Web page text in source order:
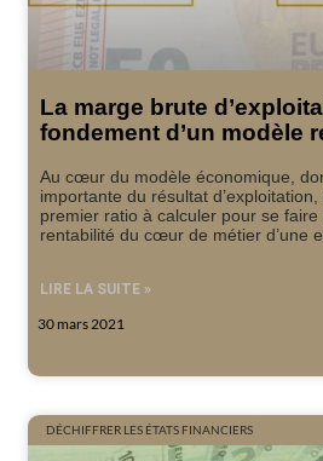
La marge brute
fondement d’un modèle
Au cœur du modèle économique,
importante du résultat
premier ratio à calculer pour se
rentabilité du cœur de métier d’une
LIRE LA SUITE »
30 mars 2021
DÉCHIFFRER LES ÉTATS FINANCIERS